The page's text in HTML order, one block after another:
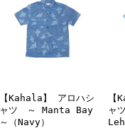
【Kahala】 アロハシ
ャツ ～ Manta Bay
～（Navy）
【
ャ